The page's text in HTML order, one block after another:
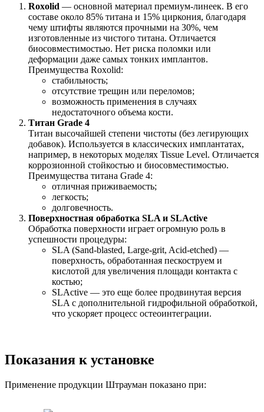
Roxolid — основной материал премиум-линеек. В его
составе около 85% титана и 15% циркония, благодаря
чему штифты являются прочными на 30%, чем
изготовленные из чистого титана. Отличается
биосовместимостью. Нет риска поломки или
деформации даже самых тонких имплантов.
Преимущества Roxolid:
стабильность;
отсутствие трещин или переломов;
возможность применения в случаях
недостаточного объема кости.
Титан Grade 4
Титан высочайшей степени чистоты (без легирующих
добавок). Используется в классических имплантатах,
например, в некоторых моделях Tissue Level. Отличается
коррозионной стойкостью и биосовместимостью.
Преимущества титана Grade 4:
отличная приживаемость;
легкость;
долговечность.
Поверхностная обработка SLA и SLActive
Обработка поверхности играет огромную роль в
успешности процедуры:
SLA (Sand-blasted, Large-grit, Acid-etched) —
поверхность, обработанная пескоструем и
кислотой для увеличения площади контакта с
костью;
SLActive — это еще более продвинутая версия
SLA с дополнительной гидрофильной обработкой,
что ускоряет процесс остеоинтеграции.
Показания к установке
Применение продукции Штрауман показано при: